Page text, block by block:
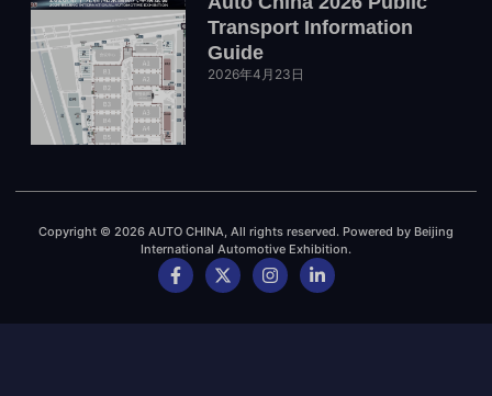
Transport Information
Guide
2026年4月23日
Copyright © 2026 AUTO CHINA, All rights reserved. Powered by Beijing
International Automotive Exhibition.